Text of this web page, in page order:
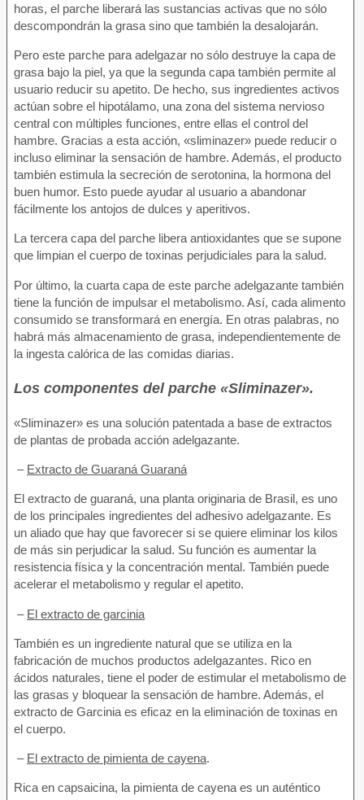
horas, el parche liberará las sustancias activas que no sólo
descompondrán la grasa sino que también la desalojarán.
Pero este parche para adelgazar no sólo destruye la capa de
grasa bajo la piel, ya que la segunda capa también permite al
usuario reducir su apetito. De hecho, sus ingredientes activos
actúan sobre el hipotálamo, una zona del sistema nervioso
central con múltiples funciones, entre ellas el control del
hambre. Gracias a esta acción, «sliminazer» puede reducir o
incluso eliminar la sensación de hambre. Además, el producto
también estimula la secreción de serotonina, la hormona del
buen humor. Esto puede ayudar al usuario a abandonar
fácilmente los antojos de dulces y aperitivos.
La tercera capa del parche libera antioxidantes que se supone
que limpian el cuerpo de toxinas perjudiciales para la salud.
Por último, la cuarta capa de este parche adelgazante también
tiene la función de impulsar el metabolismo. Así, cada alimento
consumido se transformará en energía. En otras palabras, no
habrá más almacenamiento de grasa, independientemente de
la ingesta calórica de las comidas diarias.
Los componentes del parche «Sliminazer».
«Sliminazer» es una solución patentada a base de extractos
de plantas de probada acción adelgazante.
– Extracto de Guaraná Guaraná
El extracto de guaraná, una planta originaria de Brasil, es uno
de los principales ingredientes del adhesivo adelgazante. Es
un aliado que hay que favorecer si se quiere eliminar los kilos
de más sin perjudicar la salud. Su función es aumentar la
resistencia física y la concentración mental. También puede
acelerar el metabolismo y regular el apetito.
– El extracto de garcinia
También es un ingrediente natural que se utiliza en la
fabricación de muchos productos adelgazantes. Rico en
ácidos naturales, tiene el poder de estimular el metabolismo de
las grasas y bloquear la sensación de hambre. Además, el
extracto de Garcinia es eficaz en la eliminación de toxinas en
el cuerpo.
– El extracto de pimienta de cayena.
Rica en capsaicina, la pimienta de cayena es un auténtico